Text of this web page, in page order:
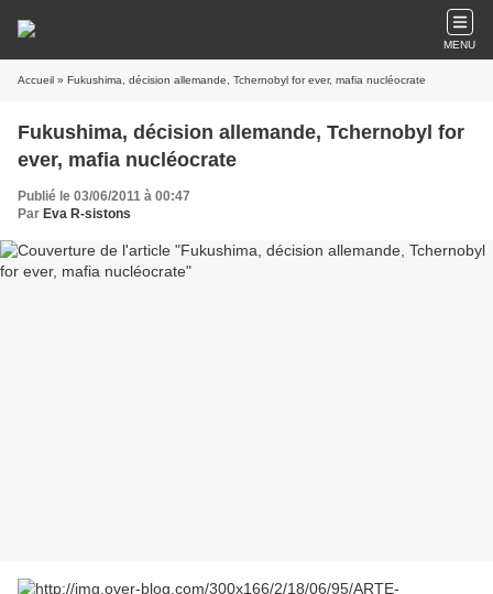
MENU
Accueil » Fukushima, décision allemande, Tchernobyl for ever, mafia nucléocrate
Fukushima, décision allemande, Tchernobyl for
ever, mafia nucléocrate
Publié le 03/06/2011 à 00:47
Par Eva R-sistons